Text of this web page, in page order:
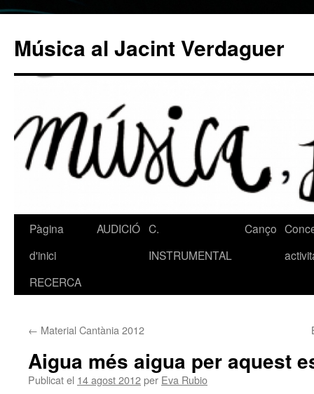
Música al Jacint Verdaguer
Vés
contingut
Pàgina
d'inici
AUDICIÓ C.
INSTRUMENTAL
Canço
RECERCA
← Material Cantània 2012
Aigua més aigua per aquest
Publicat el 14 agost 2012per Eva Rubio